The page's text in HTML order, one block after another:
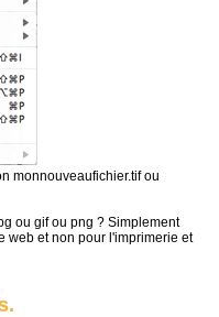
monnouveaufichier.tif ou
ou gif ou png ? Simplement
web et non pour l'imprimerie et